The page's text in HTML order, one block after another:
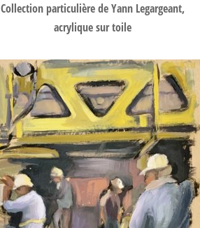
Collection particulière de Yann Legargeant,
acrylique sur toile